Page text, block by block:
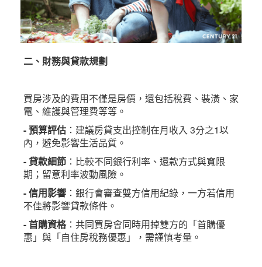
二、財務與貸款規劃
買房涉及的費用不僅是房價，還包括稅費、裝潢、家
電、維護與管理費等等。
- 預算評估 ：建議房貸支出控制在月收入 3分之1以
內，避免影響生活品質。
- 貸款細節 ：比較不同銀行利率、還款方式與寬限
期；留意利率波動風險。
- 信用影響 ：銀行會審查雙方信用紀錄，一方若信用
不佳將影響貸款條件。
- 首購資格：共同買房會同時用掉雙方的「首購優
惠」與「自住房稅務優惠」，需謹慎考量。